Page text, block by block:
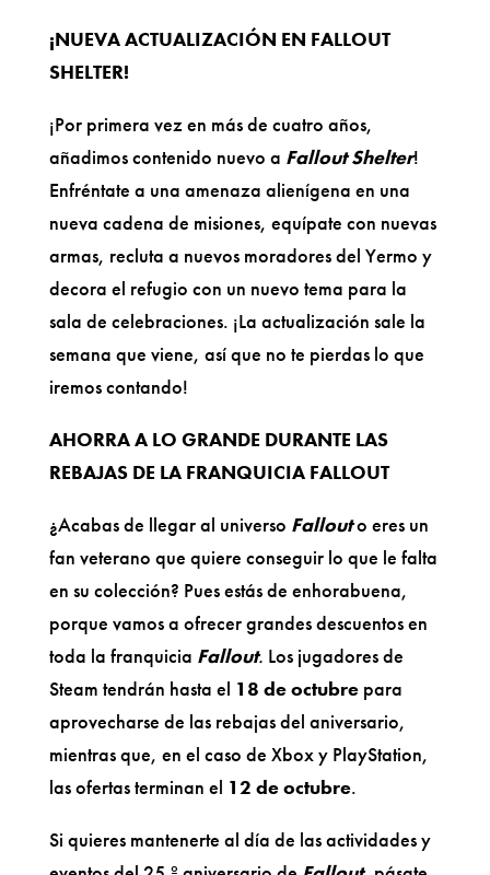
¡NUEVA ACTUALIZACIÓN EN FALLOUT
SHELTER!
¡Por primera vez en más de cuatro años,
añadimos contenido nuevo a Fallout Shelter!
Enfréntate a una amenaza alienígena en una
nueva cadena de misiones, equípate con nuevas
armas, recluta a nuevos moradores del Yermo y
decora el refugio con un nuevo tema para la
sala de celebraciones. ¡La actualización sale la
semana que viene, así que no te pierdas lo que
iremos contando!
AHORRA A LO GRANDE DURANTE LAS
REBAJAS DE LA FRANQUICIA FALLOUT
¿Acabas de llegar al universo Fallouto eres un
fan veterano que quiere conseguir lo que le falta
en su colección? Pues estás de enhorabuena,
porque vamos a ofrecer grandes descuentos en
toda la franquicia Fallout. Los jugadores de
Steam tendrán hasta el 18 de octubre para
aprovecharse de las rebajas del aniversario,
mientras que, en el caso de Xbox y PlayStation,
las ofertas terminan el 12 de octubre.
Si quieres mantenerte al día de las actividades y